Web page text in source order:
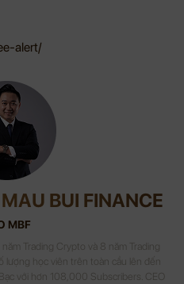
alert/
BUI FINANCE
MBF
Trading Crypto và 8 năm Trading
lượng học viên trên toàn cầu lên đến
với hơn 108,000 Subscribers. CEO